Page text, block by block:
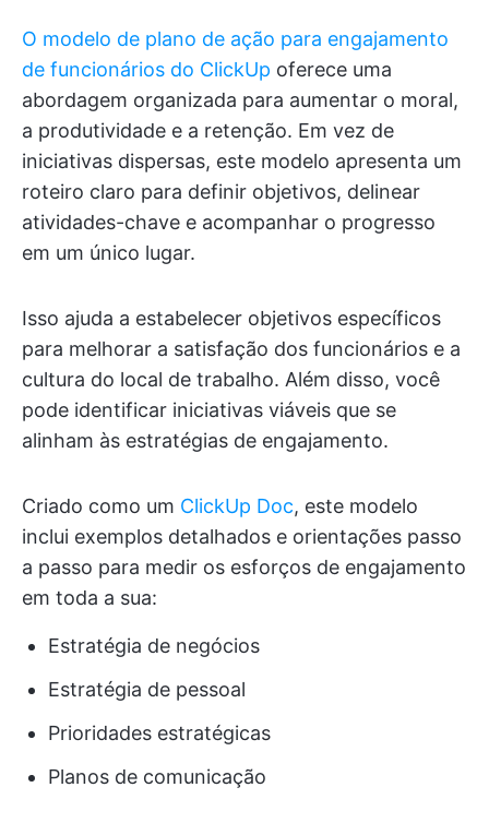
O modelo de plano de ação para engajamento
de funcionários do ClickUp oferece uma
abordagem organizada para aumentar o moral,
a produtividade e a retenção. Em vez de
iniciativas dispersas, este modelo apresenta um
roteiro claro para definir objetivos, delinear
atividades-chave e acompanhar o progresso
em um único lugar.
Isso ajuda a estabelecer objetivos específicos
para melhorar a satisfação dos funcionários e a
cultura do local de trabalho. Além disso, você
pode identificar iniciativas viáveis que se
alinham às estratégias de engajamento.
Criado como um ClickUp Doc, este modelo
inclui exemplos detalhados e orientações passo
a passo para medir os esforços de engajamento
em toda a sua:
Estratégia de negócios
Estratégia de pessoal
Prioridades estratégicas
Planos de comunicação